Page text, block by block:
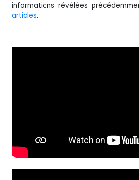
informations révélées
articles.